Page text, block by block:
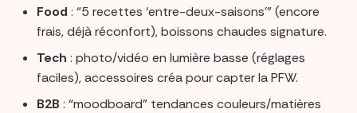
Food : “5 recettes ‘entre-deux-saisons’” (encore
frais, déjà réconfort), boissons chaudes signature.
Tech : photo/vidéo en lumière basse (réglages
faciles), accessoires créa pour capter la PFW.
B2B : “moodboard” tendances couleurs/matières